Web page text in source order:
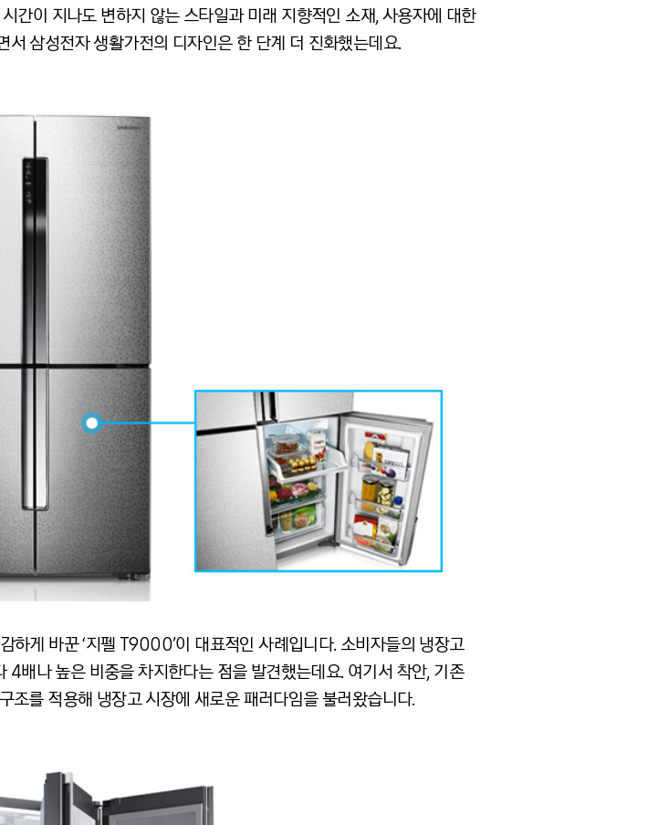
간이 지나도 변하지 않는 스타일과 미래 지향적인 소재, 사용자에 대한
삼성전자 생활가전의 디자인은 한 단계 더 진화했는데요.
하게 바꾼 ‘지펠 T9000’이 대표적인 사례입니다. 소비자들의 냉장고
배나 높은 비중을 차지한다는 점을 발견했는데요. 여기서 착안, 기존
조를 적용해 냉장고 시장에 새로운 패러다임을 불러왔습니다.